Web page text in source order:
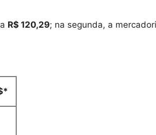
R$ 120,29; na segunda, a